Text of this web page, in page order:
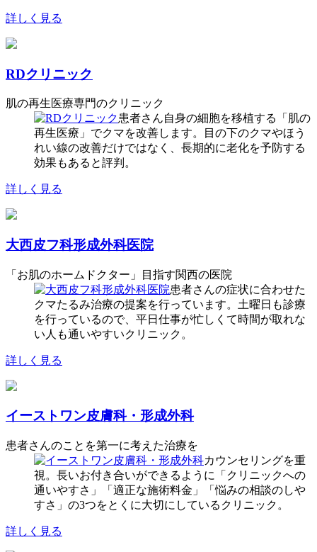
詳しく見る
RDクリニック
肌の再生医療専門のクリニック
患者さん自身の細胞を移植する「肌の
再生医療」でクマを改善します。目の下のクマやほう
れい線の改善だけではなく、長期的に老化を予防する
効果もあると評判。
詳しく見る
大西皮フ科形成外科医院
「お肌のホームドクター」目指す関西の医院
患者さんの症状に合わせた
クマたるみ治療の提案を行っています。土曜日も診療
を行っているので、平日仕事が忙しくて時間が取れな
い人も通いやすいクリニック。
詳しく見る
イーストワン皮膚科・形成外科
患者さんのことを第一に考えた治療を
カウンセリングを重
視。長いお付き合いができるように「クリニックへの
通いやすさ」「適正な施術料金」「悩みの相談のしや
すさ」の3つをとくに大切にしているクリニック。
詳しく見る